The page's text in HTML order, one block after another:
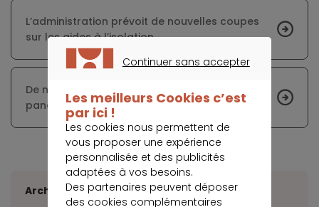
L’administration prévoit de nouvelles coupes
sur les aides à l’isolation
De nombreux salariés en faillite à cause de la
pandémie
Archives
Continuer sans accepter
Les meilleurs Cookies c’est
par ici !
Les cookies nous permettent de
vous proposer une expérience
personnalisée et des publicités
adaptées à vos besoins.
Des partenaires peuvent déposer
des cookies complémentaires